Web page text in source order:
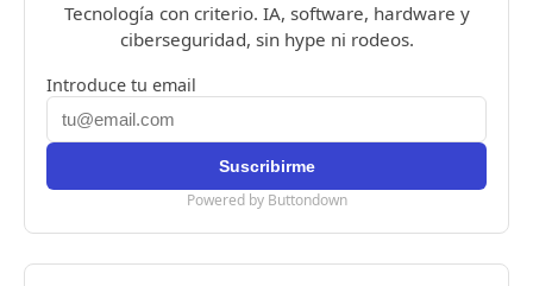
Tecnología con criterio. IA, software, hardware y
ciberseguridad, sin hype ni rodeos.
Introduce tu email
Powered by Buttondown